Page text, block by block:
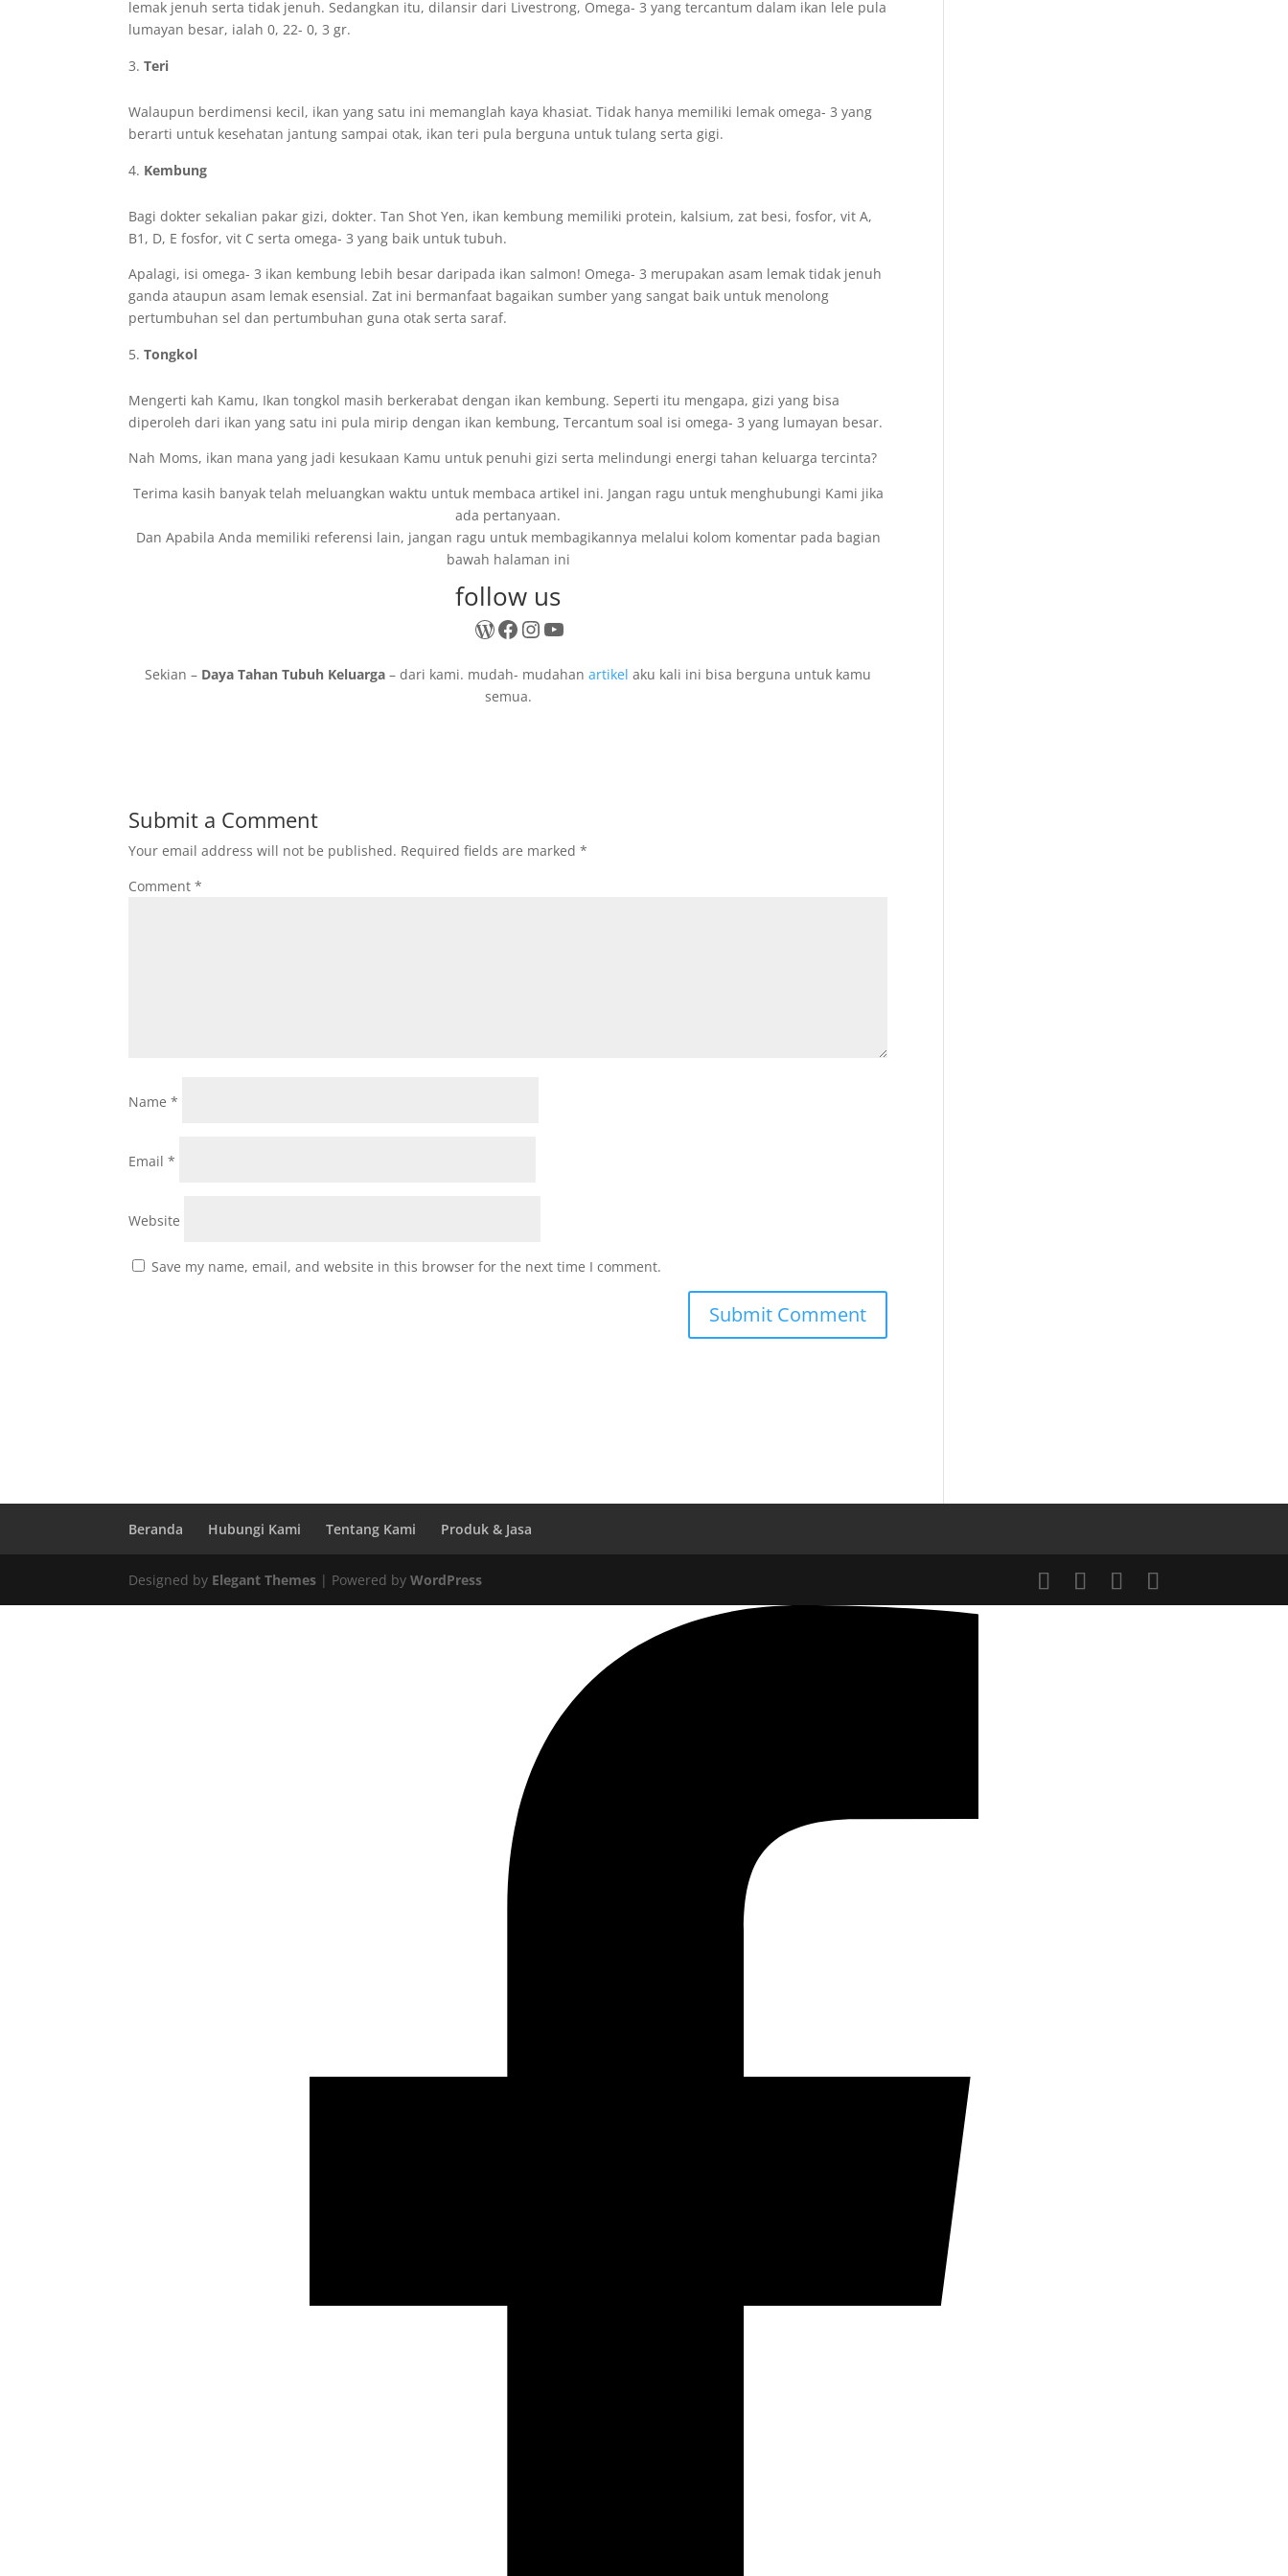
lemak jenuh serta tidak jenuh. Sedangkan itu, dilansir dari Livestrong, Omega- 3 yang tercantum dalam ikan lele pula
lumayan besar, ialah 0, 22- 0, 3 gr.
Teri
Walaupun berdimensi kecil, ikan yang satu ini memanglah kaya khasiat. Tidak hanya memiliki lemak omega- 3 yang
berarti untuk kesehatan jantung sampai otak, ikan teri pula berguna untuk tulang serta gigi.
Kembung
Bagi dokter sekalian pakar gizi, dokter. Tan Shot Yen, ikan kembung memiliki protein, kalsium, zat besi, fosfor, vit A,
B1, D, E fosfor, vit C serta omega- 3 yang baik untuk tubuh.
Apalagi, isi omega- 3 ikan kembung lebih besar daripada ikan salmon! Omega- 3 merupakan asam lemak tidak jenuh
ganda ataupun asam lemak esensial. Zat ini bermanfaat bagaikan sumber yang sangat baik untuk menolong
pertumbuhan sel dan pertumbuhan guna otak serta saraf.
Tongkol
Mengerti kah Kamu, Ikan tongkol masih berkerabat dengan ikan kembung. Seperti itu mengapa, gizi yang bisa
diperoleh dari ikan yang satu ini pula mirip dengan ikan kembung, Tercantum soal isi omega- 3 yang lumayan besar.
Nah Moms, ikan mana yang jadi kesukaan Kamu untuk penuhi gizi serta melindungi energi tahan keluarga tercinta?
Terima kasih banyak telah meluangkan waktu untuk membaca artikel ini. Jangan ragu untuk menghubungi Kami jika
ada pertanyaan.
Dan Apabila Anda memiliki referensi lain, jangan ragu untuk membagikannya melalui kolom komentar pada bagian
bawah halaman ini
follow us
WordPress
Facebook
Instagram
YouTube
Sekian – Daya Tahan Tubuh Keluarga – dari kami. mudah- mudahanartikel aku kali ini bisa berguna untuk kamu
semua.
Submit a Comment
Your email address will not be published. Required fields are marked*
Comment*
Name*
Email*
Website
Save my name, email, and website in this browser for the next time I comment.
Beranda Hubungi Kami Tentang Kami Produk & Jasa
Designed by Elegant Themes | Powered byWordPress